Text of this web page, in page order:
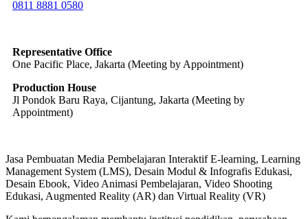
0811 8881 0580
Representative Office
One Pacific Place, Jakarta (Meeting by Appointment)
Production House
Jl Pondok Baru Raya, Cijantung, Jakarta (Meeting by
Appointment)
Jasa Pembuatan Media Pembelajaran Interaktif E-learning, Learning
Management System (LMS), Desain Modul & Infografis Edukasi,
Desain Ebook, Video Animasi Pembelajaran, Video Shooting
Edukasi, Augmented Reality (AR) dan Virtual Reality (VR)